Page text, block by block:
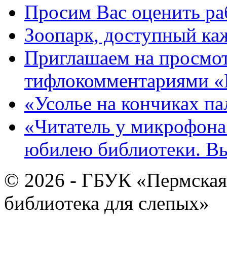
Просим Вас оценить
Зоопарк, доступный
Приглашаем на
тифлокомментариями
«Усолье на кончиках
«Читатель у
юбилею библиотеки.
© 2026 - ГБУК «Пермская
библиотека для слепых»